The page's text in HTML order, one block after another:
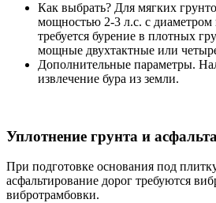
Как выбрать? Для мягких
мощностью 2-3 л.с. с
требуется бурение в плотных
мощные двухтактные или
Дополнительные параметры.
извлечение бура из земли.
Уплотнение грунта и асфальта
При подготовке основания под
асфальтирование дорог требуются
вибротрамбовки.